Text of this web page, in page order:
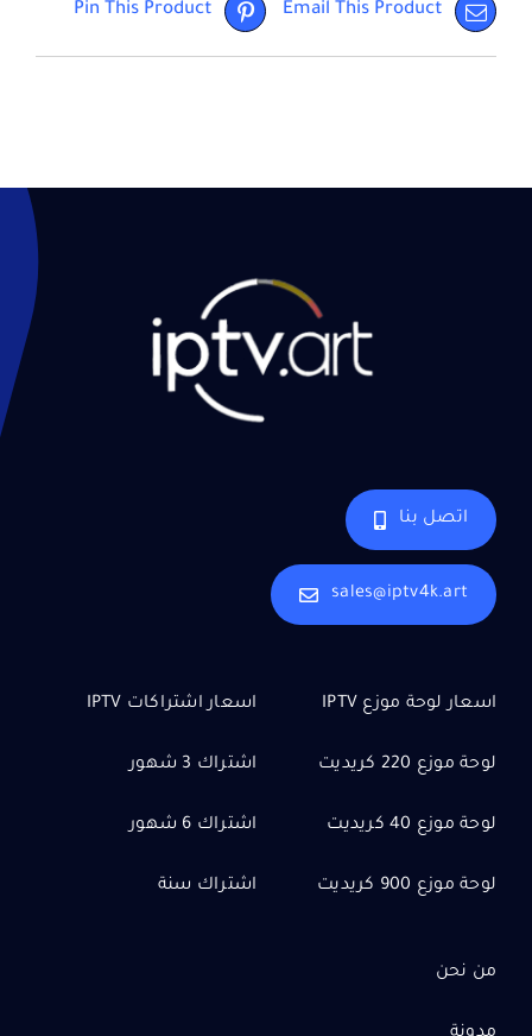
Pin This Product Email This Product
اتصل بنا
sales@iptv4k.art
اسعار لوحة موزع IPTV
لوحة موزع 220 كريديت
لوحة موزع 40 كريديت
لوحة موزع 900 كريديت
اسعار اشتراكات IPTV
اشتراك 3 شهور
اشتراك 6 شهور
اشتراك سنة
من نحن